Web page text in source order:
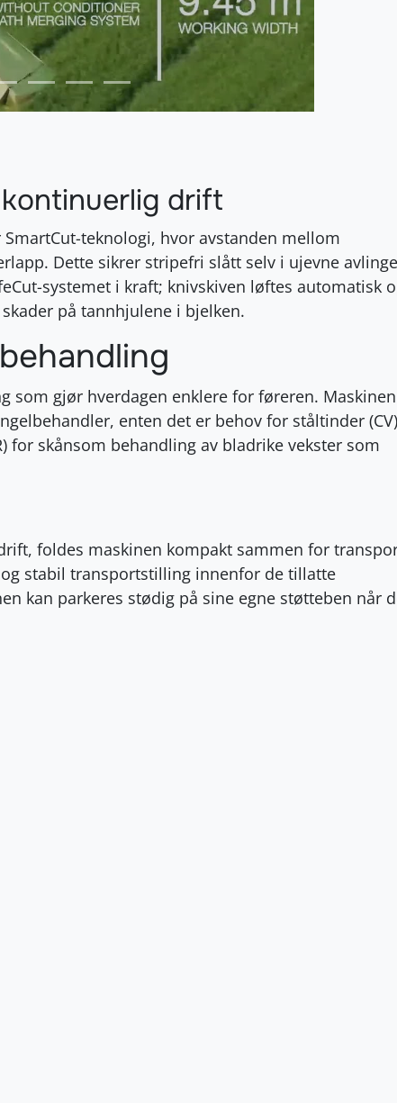
drift
teknologi, hvor avstanden mellom
Dette sikrer stripefri slått selv i ujevne
systemet i kraft; knivskiven løftes automatisk
på tannhjulene i bjelken.
som gjør hverdagen enklere for føreren. Maskinen
enten det er behov for ståltinder (CV)
for skånsom behandling av bladrike vekster som
foldes maskinen kompakt sammen for
stabil transportstilling innenfor de tillatte
kan parkeres stødig på sine egne støtteben når